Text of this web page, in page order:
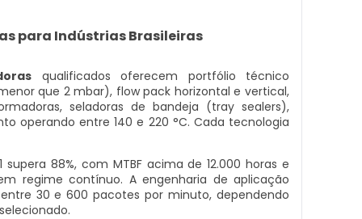
para Indústrias Brasileiras
qualificados oferecem portfólio técnico
que 2 mbar), flow pack horizontal e vertical,
seladoras de bandeja (tray sealers),
operando entre 140 e 220 °C. Cada tecnologia
88%, com MTBF acima de 12.000 horas e
regime contínuo. A engenharia de aplicação
30 e 600 pacotes por minuto, dependendo